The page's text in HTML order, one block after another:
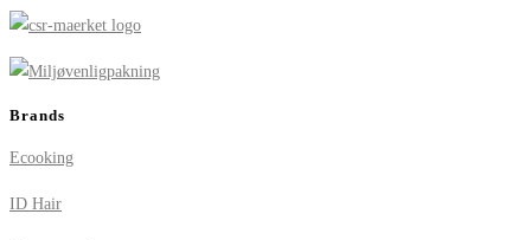
Brands
Ecooking
ID Hair